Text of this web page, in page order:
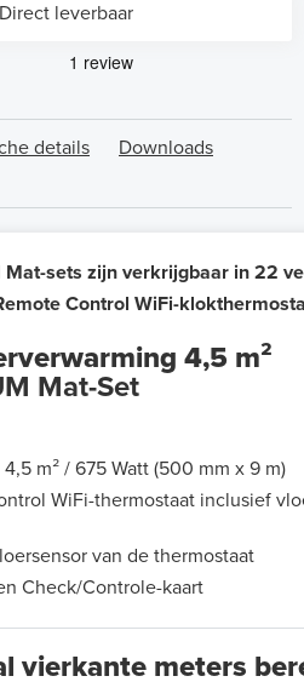
Direct leverbaar
details
Downloads
Mat-sets zijn verkrijgbaar in 22
Control WiFi-
4,5 m²
Mat-Set
m² / 675 Watt (500 mm x 9 m)
WiFi-thermostaat inclusief
van de thermostaat
Check/Controle-kaart
vierkante meters